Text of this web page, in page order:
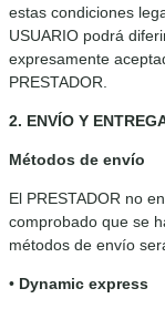
estas condiciones
USUARIO podrá
expresamente
PRESTADOR.
2. ENVÍO Y
Métodos de envío
El PRESTADOR no
comprobado que se
métodos de envío
• Dynamic express